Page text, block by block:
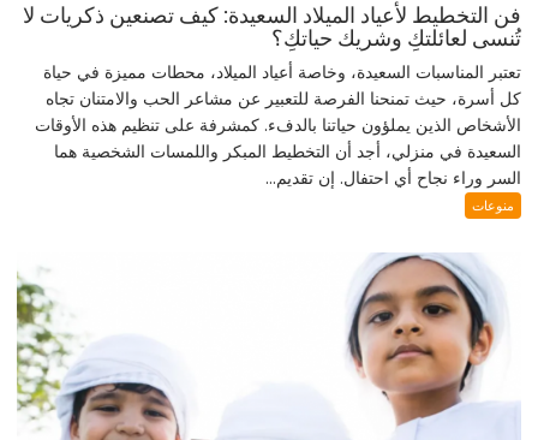
فن التخطيط لأعياد الميلاد السعيدة: كيف تصنعين ذكريات لا
تُنسى لعائلتكِ وشريك حياتكِ؟
تعتبر المناسبات السعيدة، وخاصة أعياد الميلاد، محطات مميزة في حياة
كل أسرة، حيث تمنحنا الفرصة للتعبير عن مشاعر الحب والامتنان تجاه
الأشخاص الذين يملؤون حياتنا بالدفء. كمشرفة على تنظيم هذه الأوقات
السعيدة في منزلي، أجد أن التخطيط المبكر واللمسات الشخصية هما
السر وراء نجاح أي احتفال. إن تقديم...
منوعات